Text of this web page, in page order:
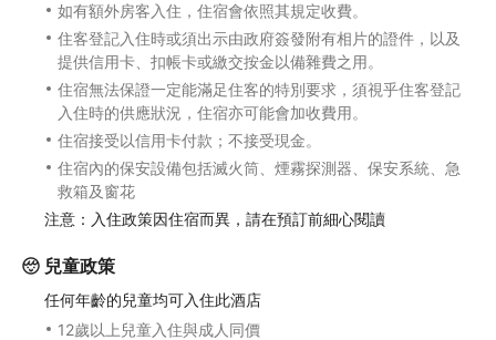
如有額外房客入住，住宿會依照其規定收費。
住客登記入住時或須出示由政府簽發附有相片的證件，以及
提供信用卡、扣帳卡或繳交按金以備雜費之用。
住宿無法保證一定能滿足住客的特別要求，須視乎住客登記
入住時的供應狀況，住宿亦可能會加收費用。
住宿接受以信用卡付款；不接受現金。
住宿內的保安設備包括滅火筒、煙霧探測器、保安系統、急
救箱及窗花
注意：入住政策因住宿而異，請在預訂前細心閱讀
兒童政策
任何年齡的兒童均可入住此酒店
12歲以上兒童入住與成人同價